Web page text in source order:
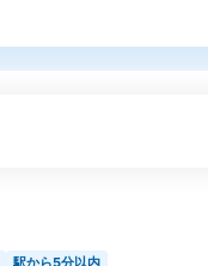
駅から5分以内